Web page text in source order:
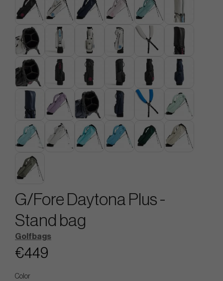
G/Fore Daytona Plus -
Stand bag
Golfbags
€449
Color